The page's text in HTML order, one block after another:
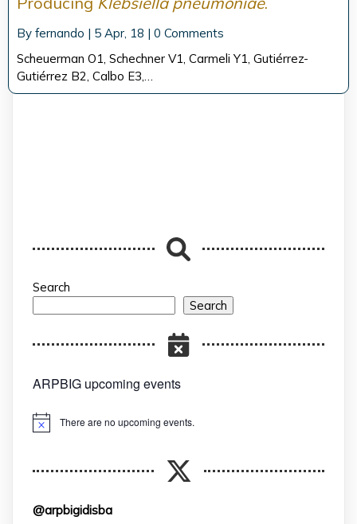
By fernando | 5 Apr, 18 | 0 Comments
Scheuerman O1, Schechner V1, Carmeli Y1, Gutiérrez-
Gutiérrez B2, Calbo E3,…
Search
Search
ARPBIG upcoming events
Notice There are no upcoming events.
@arpbigidisba